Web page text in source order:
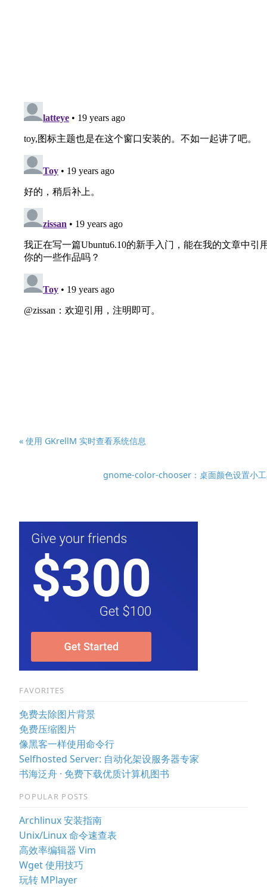
« 使用 GKrellM 实时查看系统信息
gnome-color-chooser：桌面颜色设置小
FAVORITES
免费去除图片背景
免费压缩图片
像黑客一样使用命令行
Selfhosted Server: 自动化架设服务器专家
书海泛舟 · 免费下载优质计算机图书
POPULAR POSTS
Archlinux 安装指南
Unix/Linux 命令速查表
高效率编辑器 Vim
Wget 使用技巧
玩转 MPlayer